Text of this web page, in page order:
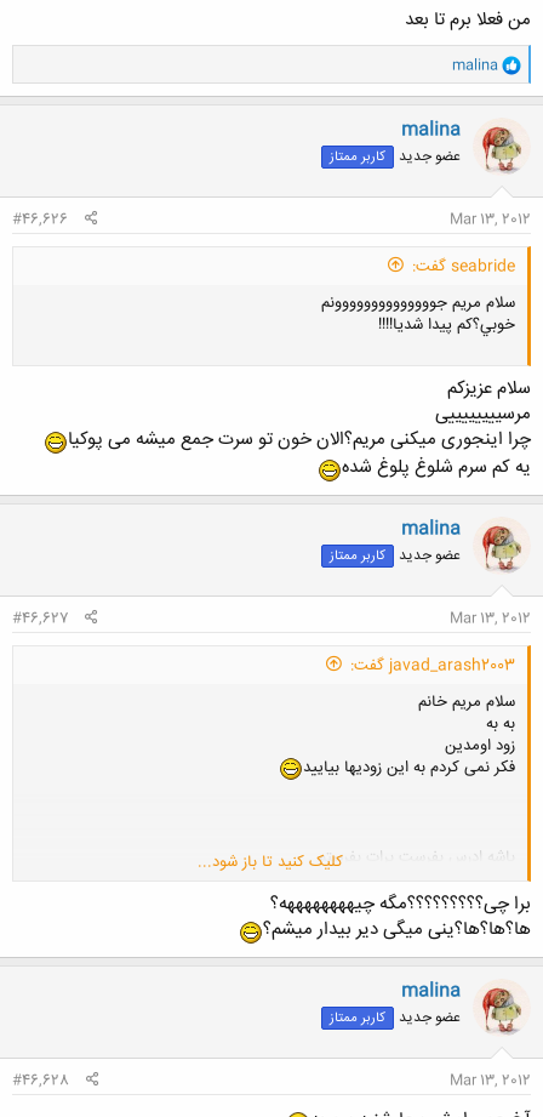
من فعلا برم تا بعد
و
ا
ک
ن
ش
ه
ا
malina
malina
عضو جدید کاربر ممتاز
Mar 13, 2012
#46,626
seabride گفت:
سلام مريم جوووووووووووووونم
خوبي؟كم پيدا شديا!!!!
سلام عزیزکم
مرسییییییییی
چرا اینجوری میکنی مریم؟الان خون تو سرت جمع میشه می پوکیا
یه کم سرم شلوغ پلوغ شده
malina
عضو جدید کاربر ممتاز
Mar 13, 2012
#46,627
javad_arash2003 گفت:
سلام مریم خانم
به به
زود اومدین
فکر نمی کردم به این زودیها بیایید
باشه ادرس بفرست برات بفرستم
ممنون مسعود جون
*************
من فعلا برم تا بعد
کلیک کنید تا باز شود...
برا چی؟؟؟؟؟؟؟؟؟مگه چیههههههههه؟
ها؟ها؟ها؟ینی میگی دیر بیدار میشم؟
malina
عضو جدید کاربر ممتاز
Mar 13, 2012
#46,628